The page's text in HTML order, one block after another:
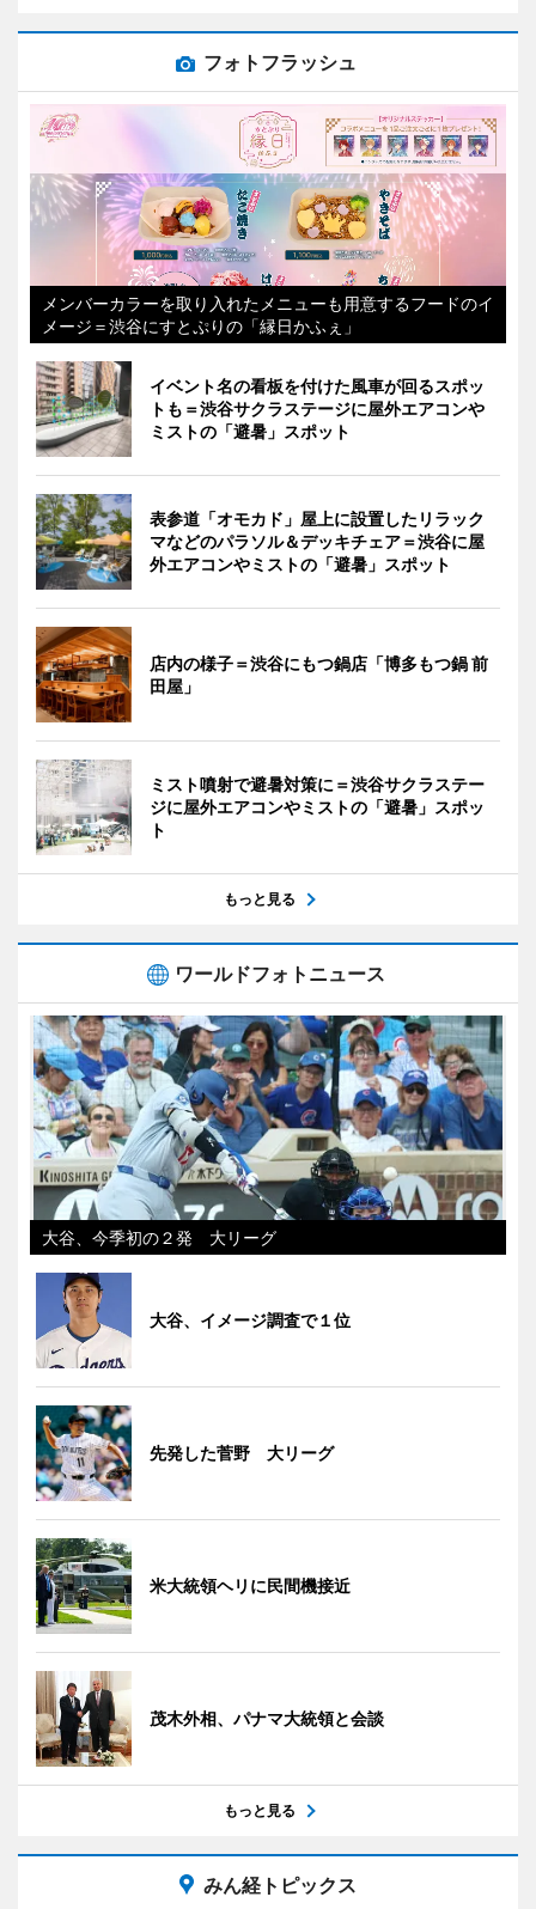
フォトフラッシュ
メンバーカラーを取り入れたメニューも用意するフードのイ
メージ＝渋谷にすとぷりの「縁日かふぇ」
イベント名の看板を付けた風車が回るスポッ
トも＝渋谷サクラステージに屋外エアコンや
ミストの「避暑」スポット
表参道「オモカド」屋上に設置したリラック
マなどのパラソル＆デッキチェア＝渋谷に屋
外エアコンやミストの「避暑」スポット
店内の様子＝渋谷にもつ鍋店「博多もつ鍋 前
田屋」
ミスト噴射で避暑対策に＝渋谷サクラステー
ジに屋外エアコンやミストの「避暑」スポッ
ト
もっと見る
ワールドフォトニュース
大谷、今季初の２発 大リーグ
大谷、イメージ調査で１位
先発した菅野 大リーグ
米大統領ヘリに民間機接近
茂木外相、パナマ大統領と会談
もっと見る
みん経トピックス